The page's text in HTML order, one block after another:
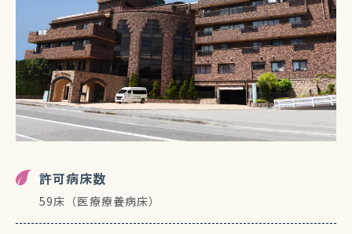
許可病床数
59床（医療療養病床）